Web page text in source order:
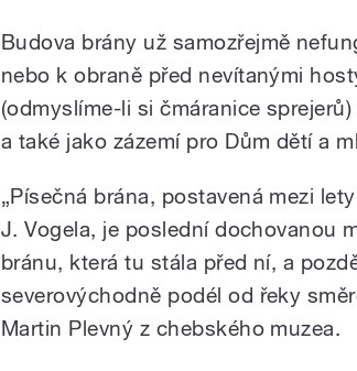
Budova brány už samozřejmě
nebo k obraně před nevítanými
(odmyslíme-li si čmáranice
a také jako zázemí pro Dům dětí a
„Písečná brána, postavená mezi
J. Vogela, je poslední dochovanou
bránu, která tu stála před ní, a
severovýchodně podél od řeky
Martin Plevný z chebského muzea.